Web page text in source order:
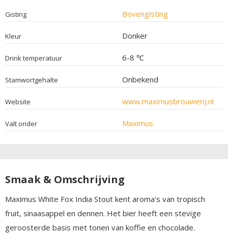
Gisting Bovengisting
Kleur Donker
Drink temperatuur 6-8 ℃
Stamwortgehalte Onbekend
Website www.maximusbrouwerij.nl
Valt onder Maximus
Smaak & Omschrijving
Maximus White Fox India Stout kent aroma's van tropisch
fruit, sinaasappel en dennen. Het bier heeft een stevige
geroosterde basis met tonen van koffie en chocolade.